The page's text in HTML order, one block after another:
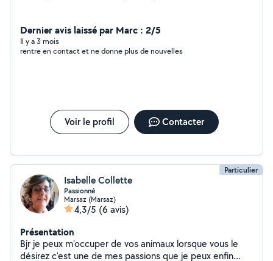
Dernier avis laissé par Marc : 2/5
Il y a 3 mois
rentre en contact et ne donne plus de nouvelles
Voir le profil Contacter
Particulier
Isabelle Collette
Passionné
Marsaz (Marsaz)
4,3/5 (6 avis)
Présentation
Bjr je peux m'occuper de vos animaux lorsque vous le
désirez c'est une de mes passions que je peux enfin